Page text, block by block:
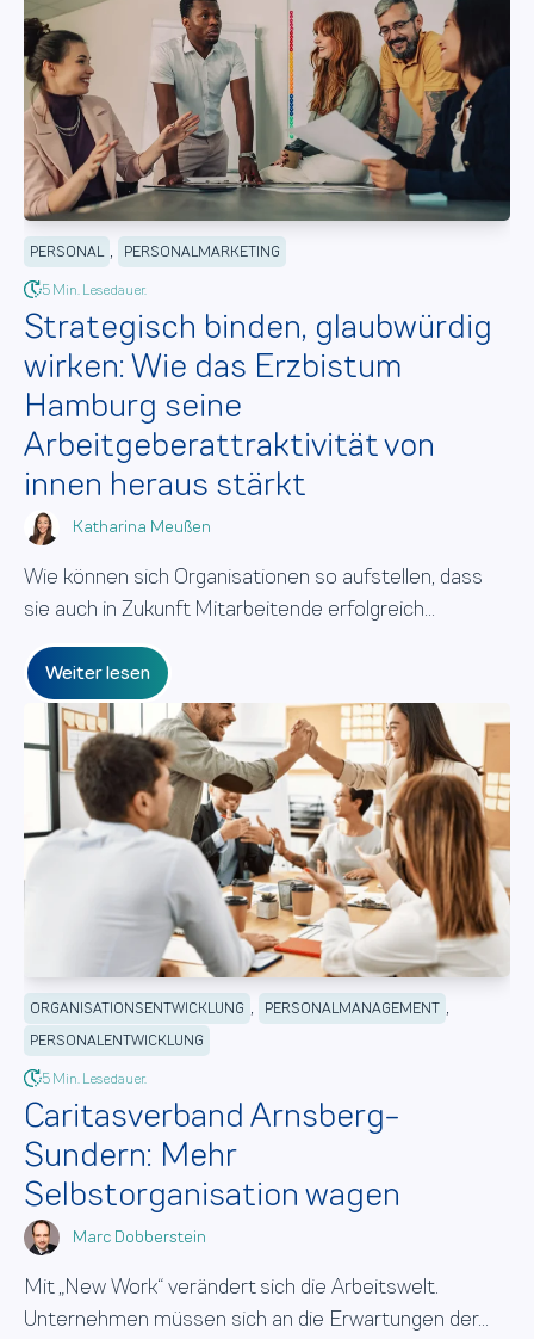
PERSONAL , PERSONALMARKETING
5 Min. Lesedauer.
Strategisch binden, glaubwürdig
wirken: Wie das Erzbistum
Hamburg seine
Arbeitgeberattraktivität von
innen heraus stärkt
Katharina Meußen
Wie können sich Organisationen so aufstellen, dass
sie auch in Zukunft Mitarbeitende erfolgreich...
Weiter lesen
ORGANISATIONSENTWICKLUNG , PERSONALMANAGEMENT ,
PERSONALENTWICKLUNG
5 Min. Lesedauer.
Caritasverband Arnsberg-
Sundern: Mehr
Selbstorganisation wagen
Marc Dobberstein
Mit „New Work“ verändert sich die Arbeitswelt.
Unternehmen müssen sich an die Erwartungen der...